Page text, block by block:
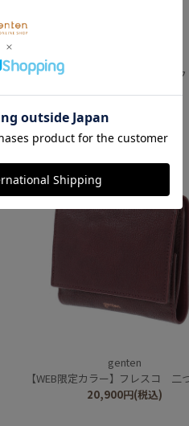
【WEB限定復刻カラー】カットワー
genten
【WEB限定カラー】フレスコ 二
20,900円(税込)